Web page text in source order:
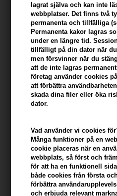
lagrat själva och kan inte
webbplatser. Det finns två
permanenta och tillfälliga
Permanenta kakor lagras
under en längre tid.
tillfälligt på din dator när
men försvinner när du
att de inte lagras
företag använder cookies
att förbättra
skada dina filer eller öka
dator.
Vad använder vi cookies
Många funktioner på en
cookie placeras när en
webbplats, så först och
för att ha en funktionell
både cookies från första
förbättra
och erbjuda relevant
Tidigare lägsta pris: 326,00
244,00SEK
Erbjudandet gäller: 30.07.26 - 13.08.26
Enhetspris ved 2 stk. Tidigare
+
Du tjänar 12 Bonuskronor på
konto
KÖP FÖR YTTERLIGARE 499,00